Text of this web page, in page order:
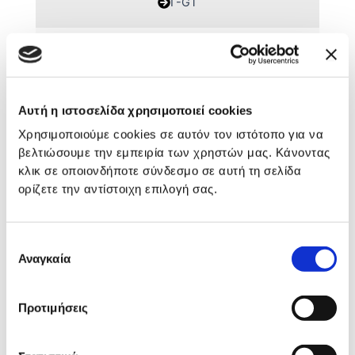
Αυτή η ιστοσελίδα χρησιμοποιεί cookies
Χρησιμοποιούμε cookies σε αυτόν τον ιστότοπο για να
βελτιώσουμε την εμπειρία των χρηστών μας. Κάνοντας
κλικ σε οποιονδήποτε σύνδεσμο σε αυτή τη σελίδα
ορίζετε την αντίστοιχη επιλογή σας.
συγκατάθεσης
Αναγκαία
Προτιμήσεις
ΑΘΗΡΩΜΑΤΙΚΟΣ ΔΕΙΚΤΗΣ
ΒΙΤΑΜΙΝΗ D25
BITAMINH B12